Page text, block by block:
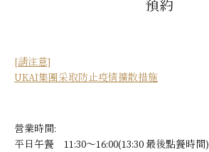
預約
[請注意]
UKAI集團采取防止疫情擴散措施
營業時間:
平日午餐 11:30～16:00(13:30 最後點餐時間)